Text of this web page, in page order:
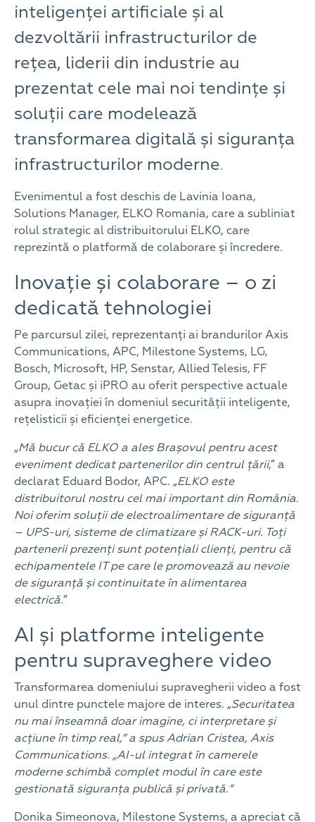
inteligenței artificiale și al
dezvoltării infrastructurilor de
rețea, liderii din industrie au
prezentat cele mai noi tendințe și
soluții care modelează
transformarea digitală și siguranța
infrastructurilor moderne.
Evenimentul a fost deschis de Lavinia Ioana,
Solutions Manager, ELKO Romania, care a subliniat
rolul strategic al distribuitorului ELKO, care
reprezintă o platformă de colaborare și încredere.
Inovație și colaborare – o zi
dedicată tehnologiei
Pe parcursul zilei, reprezentanți ai brandurilor Axis
Communications, APC, Milestone Systems, LG,
Bosch, Microsoft, HP, Senstar, Allied Telesis, FF
Group, Getac și iPRO au oferit perspective actuale
asupra inovației în domeniul securității inteligente,
rețelisticii și eficienței energetice.
„Mă bucur că ELKO a ales Brașovul pentru acest
eveniment dedicat partenerilor din centrul țării,” a
declarat Eduard Bodor, APC. „ELKO este
distribuitorul nostru cel mai important din România.
Noi oferim soluții de electroalimentare de siguranță
– UPS-uri, sisteme de climatizare și RACK-uri. Toți
partenerii prezenți sunt potențiali clienți, pentru că
echipamentele IT pe care le promovează au nevoie
de siguranță și continuitate în alimentarea
electrică.”
AI și platforme inteligente
pentru supraveghere video
Transformarea domeniului supravegherii video a fost
unul dintre punctele majore de interes. „Securitatea
nu mai înseamnă doar imagine, ci interpretare și
acțiune în timp real,” a spus Adrian Cristea, Axis
Communications. „AI-ul integrat în camerele
moderne schimbă complet modul în care este
gestionată siguranța publică și privată.”
Donika Simeonova, Milestone Systems, a apreciat că